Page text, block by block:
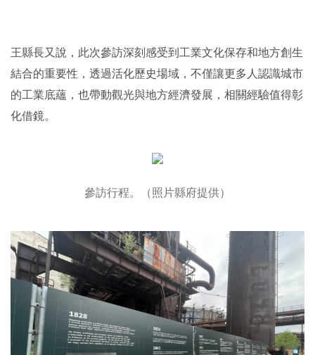
王縣長又說，此次參訪深刻感受到工業文化保存和地方創生
結合的重要性，透過活化歷史場域，不僅讓更多人認識城市
的工業底蘊，也帶動觀光與地方經濟發展，相關經驗值得彰
化借鏡。
參訪行程。（照片縣府提供）